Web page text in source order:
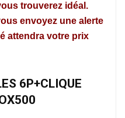
trouverez idéal.
envoyez une alerte
attendra votre prix
6P+CLIQUE